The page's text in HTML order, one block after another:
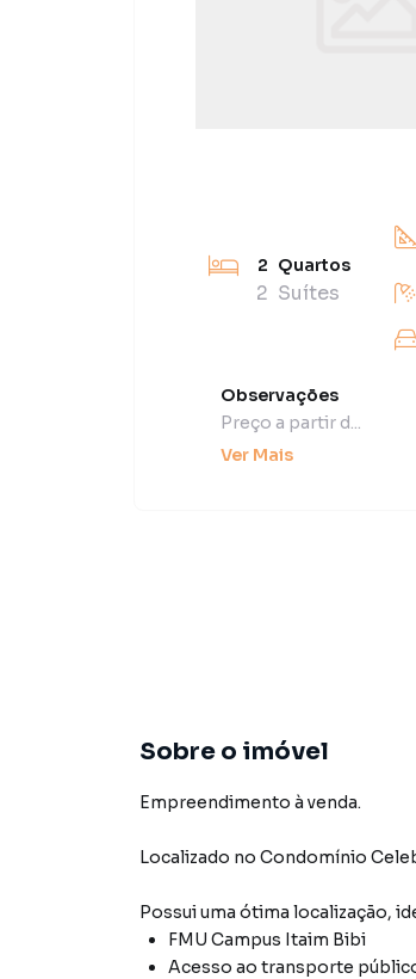
2 Quartos
2 Suítes
Observações
Preço a partir d...
Ver Mais
Sobre o imóvel
Empreendimento à venda.
Localizado no Condomínio
Possui uma ótima localização,
FMU Campus Itaim Bibi
Acesso ao transporte